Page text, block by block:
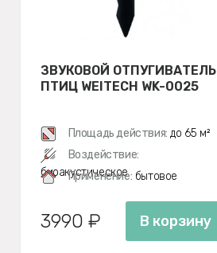
ЗВУКОВОЙ ОТПУГИВАТЕЛЬ
ПТИЦ WEITECH WK-0025
Площадь действия: до 65 м²
Воздействие:
биоакустическое
Применение: бытовое
3990 ₽ В корзину